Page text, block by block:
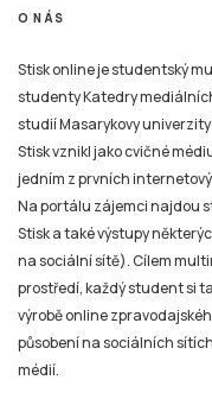
O NÁS
Stisk online je studentský
studenty Katedry
studií Masarykovy
Stisk vznikl jako cvičné
jedním z prvních
Na portálu zájemci najdou
Stisk a také výstupy
na sociální sítě). Cílem
prostředí, každý student si
výrobě online
působení na sociálních
médií.